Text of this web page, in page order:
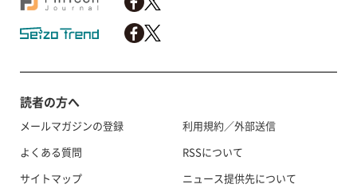
読者の方へ
メールマガジンの登録
よくある質問
サイトマップ
利用規約／外部送信
RSSについて
ニュース提供先について